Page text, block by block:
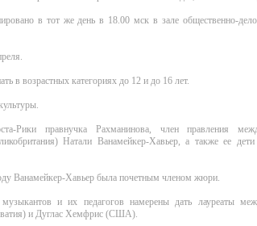
в тот же день в 18.00 мск в зале общественно-
в возрастных категориях до 12 и до 16 лет.
Рики правнучка Рахманинова, член правления
Натали Ванамейкер-Хавьер, а также ее
Ванамейкер-Хавьер была почетным членом жюри.
и их педагогов намерены дать лауреаты
и Дуглас Хемфрис (США).